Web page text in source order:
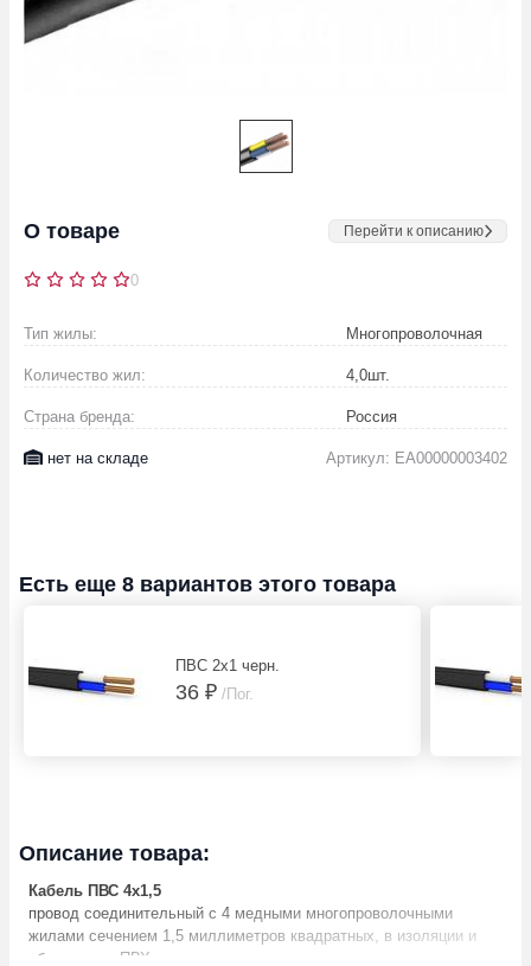
О товаре Перейти к описанию
0
Тип жилы: Многопроволочная
Количество жил: 4,0шт.
Страна бренда: Россия
нет на складе Артикул: EA00000003402
Есть еще 8 вариантов этого товара
ПВС 2х1 черн.
36 ₽ /Пог.
Описание товара:
Кабель ПВС 4х1,5
провод соединительный с 4 медными многопроволочными
жилами сечением 1,5 миллиметров квадратных, в изоляции и
оболочке из ПВХ пластиката.